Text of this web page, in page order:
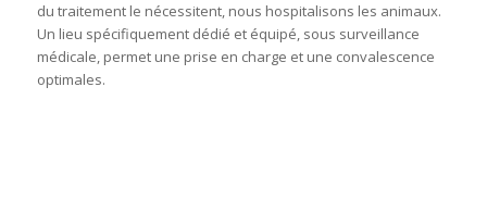
du traitement le nécessitent, nous hospitalisons les animaux.
Un lieu spécifiquement dédié et équipé, sous surveillance
médicale, permet une prise en charge et une convalescence
optimales.